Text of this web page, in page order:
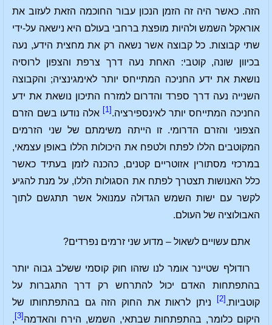
הזה. כאשר היה זה הזמן הנכון עבור החוכמה הזאת לעזוב את
אוראקל השמש ולהיות מופצת ברחבי בעולם היא נישאה על-ידי
שתי קבוצות. כל קבוצה אשר נשאה רק את מחצית הידע, נעה
בכיוון שונה, קוטבי: האחת נעה דרך צרפת והצפון לרוסיה
נושאת את ידע החניכה המתייחס יותר לאימגינציה; והקבוצה
השנייה נעה דרך ספרד והדרום למזרח התיכון נושאת את ידע
החניכה המתייחס יותר לאינספירציה. [1]
אלה נודעו בשם הזרם
הצפוני והזרם הדרומי. זו הייתה משימתם של שני הזרמים
המקוטבים הללו לפתח ולטפח את היכולות הללו באופן עצמאי,
במרכזי מסתורין אזוטריים קטנים, כהכנה לזמן בעתיד כאשר
כלל האנושות תצטרך לפתח את הסגולות הללו, על מנת להגיע
לקשר עם ישות השמש הגדולה עמנואל אשר תתגשם לתוך
האבולוציה של העולם.
אתם עשויים לשאול – מדוע שני זרמים נפרדים?
רודולף שטיינר אומר לנו שזהו חוק קוסמי ששלב גבוה יותר
בהתפתחות האדם יכול להתרחש רק דרך התגברות על
קוטביות. [2]
ניתן לראות את החוק הזה גם בהתפתחותו של
היקום כלומר, בהתפתחות שבתאי, השמש, הירח והאדמה [3]
,